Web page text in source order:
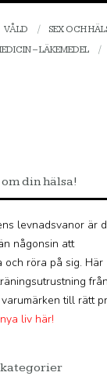
VÅLD
SEX OCH
– LÄKEMEDEL
din hälsa!
levnadsvanor är
någonsin att
och röra på sig. Här
från
till rätt
liv här!